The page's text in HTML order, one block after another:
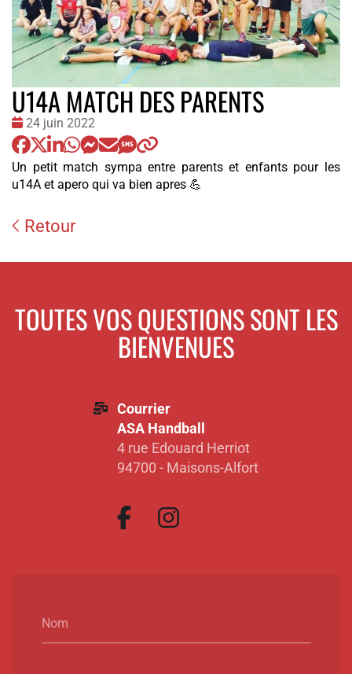
U14A MATCH DES PARENTS
Date
:
24 juin 2022
Un petit match sympa entre parents et enfants pour les
u14A et apero qui va bien apres 💪
Retour
TOUTES VOS QUESTIONS SONT LES
BIENVENUES
Nom
Courrier
ASA Handball
4 rue Edouard Herriot
94700 - Maisons-Alfort